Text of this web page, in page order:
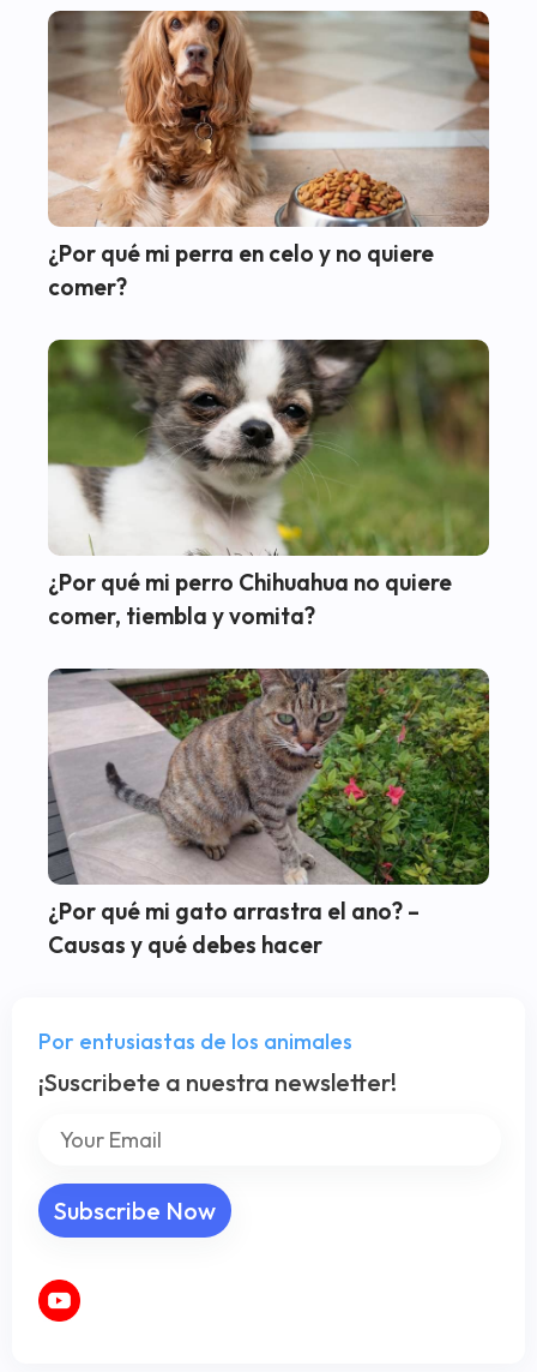
¿Por qué mi perra en celo y no quiere
comer?
¿Por qué mi perro Chihuahua no quiere
comer, tiembla y vomita?
¿Por qué mi gato arrastra el ano? –
Causas y qué debes hacer
Por entusiastas de los animales
¡Suscribete a nuestra newsletter!